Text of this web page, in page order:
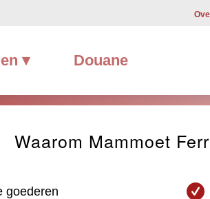
▾ Douane
Waarom Mammoet
goederen